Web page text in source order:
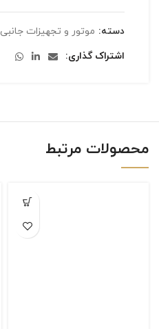
دسته: موتور و تجهیزات جانبی
اشتراک گذاری
محصولات مرتبط